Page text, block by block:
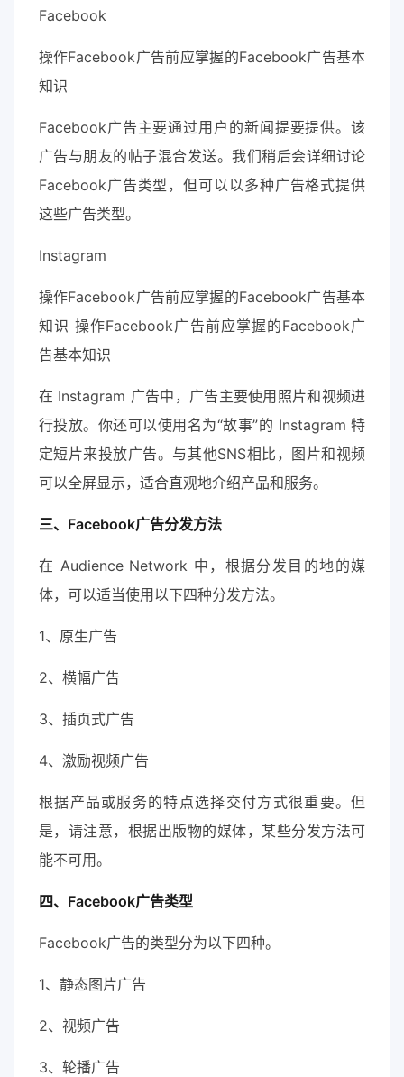
Facebook
操作Facebook广告前应掌握的Facebook广告基本
知识
Facebook广告主要通过用户的新闻提要提供。该
广告与朋友的帖子混合发送。我们稍后会详细讨论
Facebook广告类型，但可以以多种广告格式提供
这些广告类型。
Instagram
操作Facebook广告前应掌握的Facebook广告基本
知识 操作Facebook广告前应掌握的Facebook广
告基本知识
在 Instagram 广告中，广告主要使用照片和视频进
行投放。你还可以使用名为“故事”的 Instagram 特
定短片来投放广告。与其他SNS相比，图片和视频
可以全屏显示，适合直观地介绍产品和服务。
三、Facebook广告分发方法
在 Audience Network 中，根据分发目的地的媒
体，可以适当使用以下四种分发方法。
1、原生广告
2、横幅广告
3、插页式广告
4、激励视频广告
根据产品或服务的特点选择交付方式很重要。但
是，请注意，根据出版物的媒体，某些分发方法可
能不可用。
四、Facebook广告类型
Facebook广告的类型分为以下四种。
1、静态图片广告
2、视频广告
3、轮播广告